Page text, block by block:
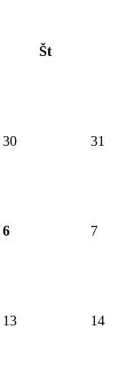
Št
30 31
6
7
13 14